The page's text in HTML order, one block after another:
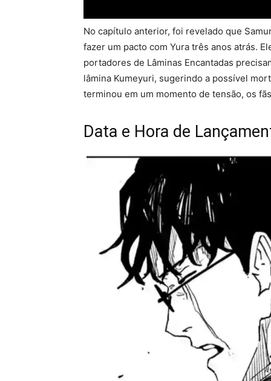
No capítulo anterior, foi revelado que
fazer um pacto com Yura três anos atrás.
portadores de Lâminas Encantadas
lâmina Kumeyuri, sugerindo a possível
terminou em um momento de tensão, os
Data e Hora de